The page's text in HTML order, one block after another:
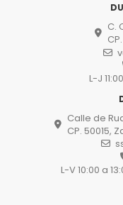
C.
L-J
Calle de
CP. 50015,
L-V 10:00 a